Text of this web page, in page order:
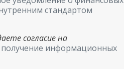
стандартом
согласие на
информационных